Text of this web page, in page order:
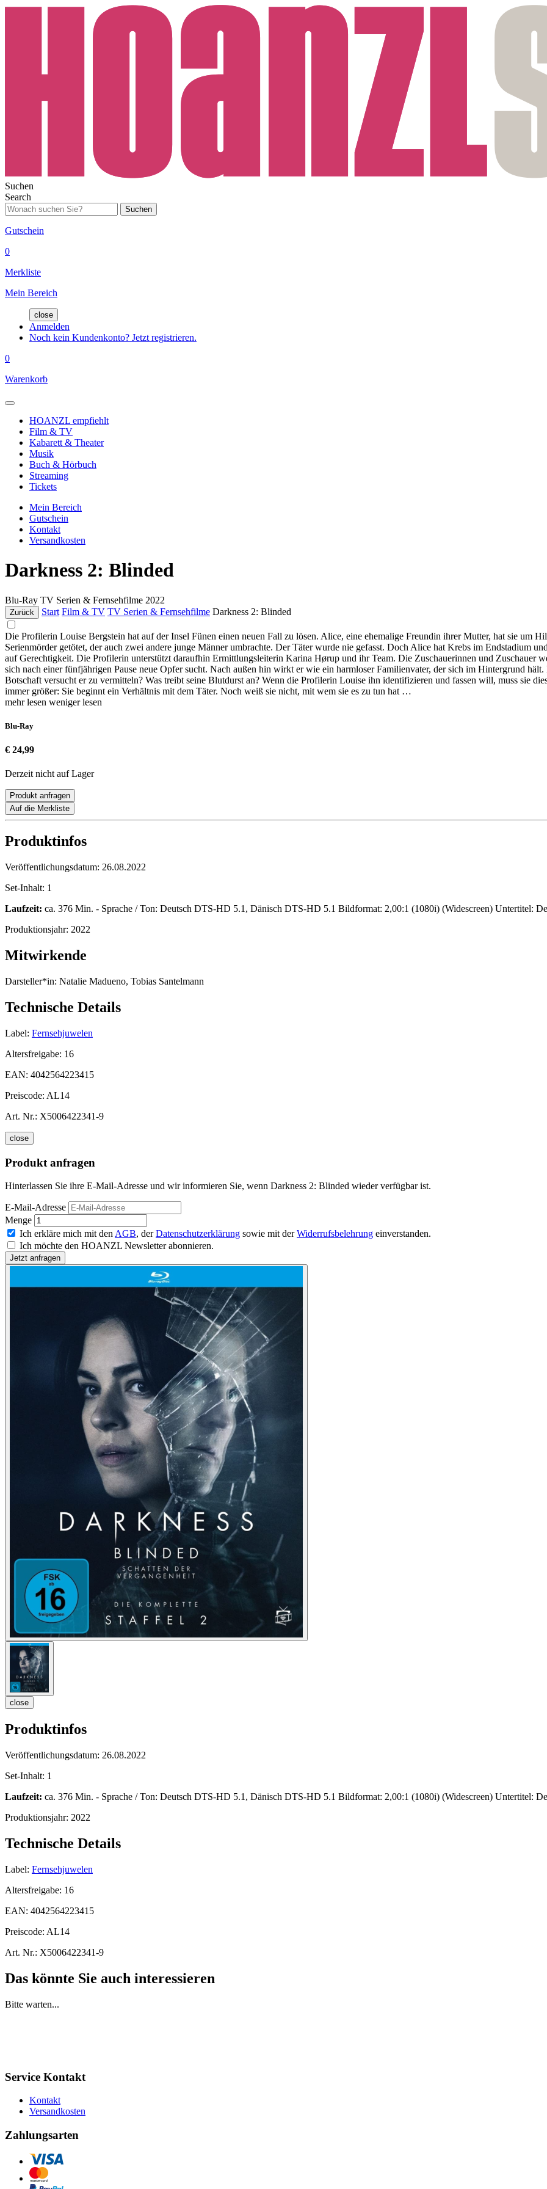
Suchen
Search
Suchen
Gutschein
0
Merkliste
Mein Bereich
close
Anmelden
Noch kein Kundenkonto? Jetzt registrieren.
0
Warenkorb
HOANZL empfiehlt
Film & TV
Kabarett & Theater
Musik
Buch & Hörbuch
Streaming
Tickets
Mein Bereich
Gutschein
Kontakt
Versandkosten
Darkness 2: Blinded
Blu-Ray TV Serien & Fernsehfilme 2022
Zurück Start Film & TV TV Serien & Fernsehfilme Darkness 2: Blinded
Die Profilerin Louise Bergstein hat auf der Insel Fünen einen neuen Fall zu lösen. Alice, eine ehemalige Freundin ihrer Mutter, hat sie um
Serienmörder getötet, der auch zwei andere junge Männer umbrachte. Der Täter wurde nie gefasst. Doch Alice hat Krebs im Endstadium
auf Gerechtigkeit. Die Profilerin unterstützt daraufhin Ermittlungsleiterin Karina Hørup und ihr Team. Die Zuschauerinnen und Zuschauer
sich nach einer fünfjährigen Pause neue Opfer sucht. Nach außen hin wirkt er wie ein harmloser Familienvater, der sich im Hintergrund
Botschaft versucht er zu vermitteln? Was treibt seine Blutdurst an? Wenn die Profilerin Louise ihn identifizieren und fassen will, muss sie
immer größer: Sie beginnt ein Verhältnis mit dem Täter. Noch weiß sie nicht, mit wem sie es zu tun hat …
mehr lesen weniger lesen
Blu-Ray
€ 24,99
Derzeit nicht auf Lager
Produkt anfragen
Auf die Merkliste
Produktinfos
Veröffentlichungsdatum: 26.08.2022
Set-Inhalt: 1
Laufzeit: ca. 376 Min. - Sprache / Ton: Deutsch DTS-HD 5.1, Dänisch DTS-HD 5.1 Bildformat: 2,00:1 (1080i) (Widescreen) Untertitel:
Produktionsjahr: 2022
Mitwirkende
Darsteller*in: Natalie Madueno, Tobias Santelmann
Technische Details
Label: Fernsehjuwelen
Altersfreigabe: 16
EAN: 4042564223415
Preiscode: AL14
Art. Nr.: X5006422341-9
close
Produkt anfragen
Hinterlassen Sie ihre E-Mail-Adresse und wir informieren Sie, wenn Darkness 2: Blinded wieder verfügbar ist.
E-Mail-Adresse
Menge
Ich erkläre mich mit den AGB, derDatenschutzerklärung sowie mit derWiderrufsbelehrung einverstanden.
Ich möchte den HOANZL Newsletter abonnieren.
close
Produktinfos
Veröffentlichungsdatum: 26.08.2022
Set-Inhalt: 1
Laufzeit: ca. 376 Min. - Sprache / Ton: Deutsch DTS-HD 5.1, Dänisch DTS-HD 5.1 Bildformat: 2,00:1 (1080i) (Widescreen) Untertitel:
Produktionsjahr: 2022
Technische Details
Label: Fernsehjuwelen
Altersfreigabe: 16
EAN: 4042564223415
Preiscode: AL14
Art. Nr.: X5006422341-9
Das könnte Sie auch interessieren
Bitte warten...
Service Kontakt
Kontakt
Versandkosten
Zahlungsarten